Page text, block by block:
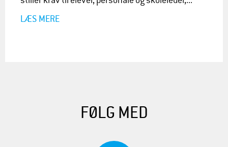
LÆS MERE
FØLG MED